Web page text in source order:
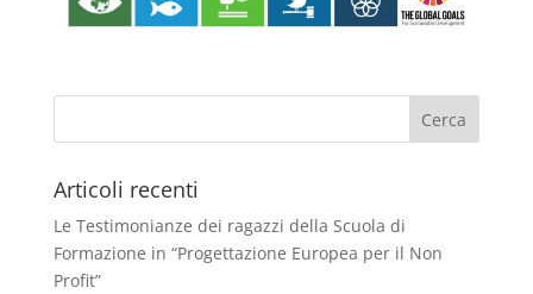
Articoli recenti
Le Testimonianze dei ragazzi della Scuola di
Formazione in “Progettazione Europea per il Non
Profit”